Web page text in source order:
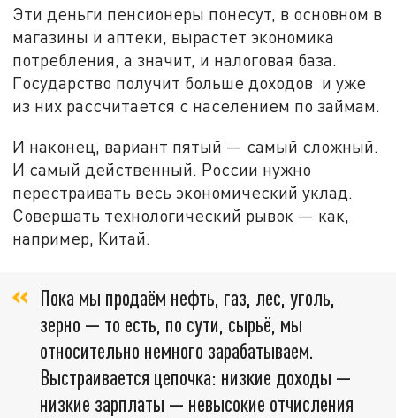
Эти деньги пенсионеры понесут, в основном в
магазины и аптеки, вырастет экономика
потребления, а значит, и налоговая база.
Государство получит больше доходов и уже
из них рассчитается с населением по займам.
И наконец, вариант пятый — самый сложный.
И самый действенный. России нужно
перестраивать весь экономический уклад.
Совершать технологический рывок — как,
например, Китай.
Пока мы продаём нефть, газ, лес, уголь,
зерно — то есть, по сути, сырьё, мы
относительно немного зарабатываем.
Выстраивается цепочка: низкие доходы —
низкие зарплаты — невысокие отчисления